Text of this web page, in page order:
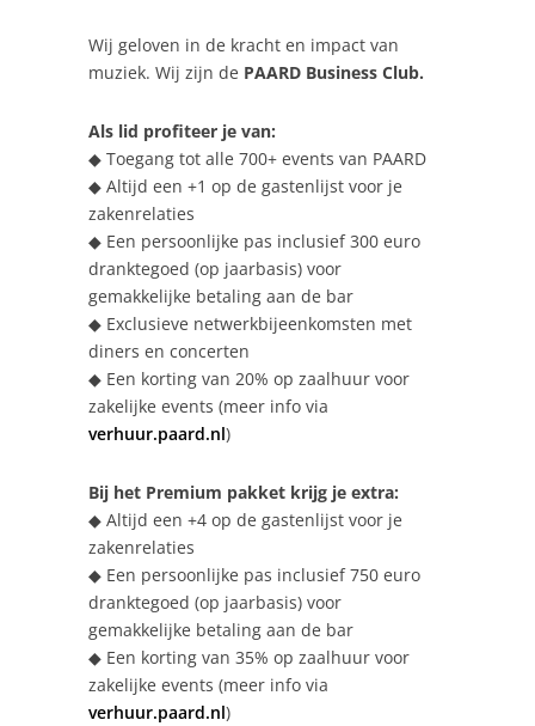
Wij geloven in de kracht en impact van
muziek. Wij zijn de PAARD Business Club.
Als lid profiteer je van:
◆ Toegang tot alle 700+ events van PAARD
◆ Altijd een +1 op de gastenlijst voor je
zakenrelaties
◆ Een persoonlijke pas inclusief 300 euro
dranktegoed (op jaarbasis) voor
gemakkelijke betaling aan de bar
◆ Exclusieve netwerkbijeenkomsten met
diners en concerten
◆ Een korting van 20% op zaalhuur voor
zakelijke events (meer info via
verhuur.paard.nl)
Bij het Premium pakket krijg je extra:
◆ Altijd een +4 op de gastenlijst voor je
zakenrelaties
◆ Een persoonlijke pas inclusief 750 euro
dranktegoed (op jaarbasis) voor
gemakkelijke betaling aan de bar
◆ Een korting van 35% op zaalhuur voor
zakelijke events (meer info via
verhuur.paard.nl)